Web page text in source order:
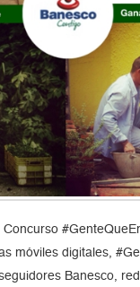
móviles digitales,
Banesco,